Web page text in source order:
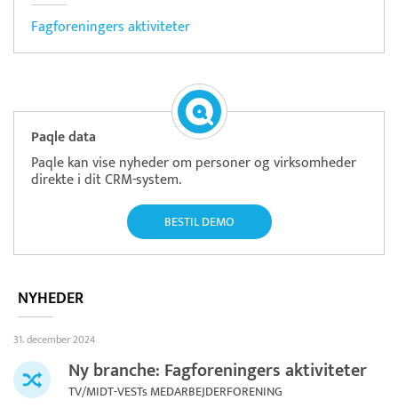
Fagforeningers aktiviteter
Paqle data
Paqle kan vise nyheder om personer og virksomheder
direkte i dit CRM-system.
BESTIL DEMO
NYHEDER
31. december 2024
Ny branche: Fagforeningers aktiviteter
TV/MIDT-VESTs MEDARBEJDERFORENING